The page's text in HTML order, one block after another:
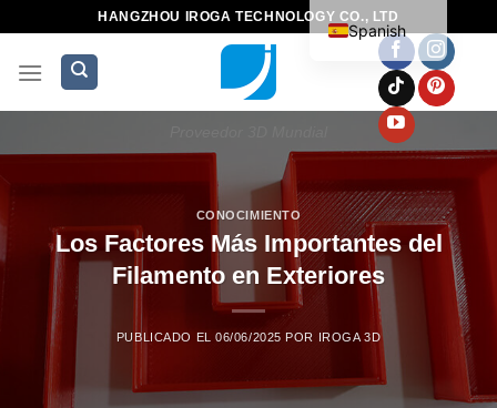
HANGZHOU IROGA TECHNOLOGY CO., LTD
CONOCIMIENTO
Los Factores Más Importantes del
Filamento en Exteriores
PUBLICADO EL06/06/2025 POR IROGA 3D
Spanish